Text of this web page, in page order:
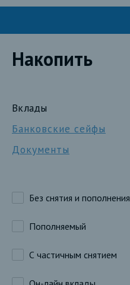
Накопить
Вклады
Банковские сейфы
Документы
Без снятия и пополнения
Пополняемый
С частичным снятием